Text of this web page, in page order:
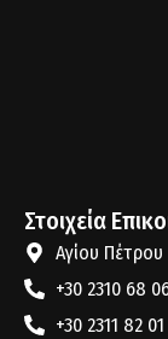
Στοιχεία
Αγίου
+30 2310 68
+30 2311 82